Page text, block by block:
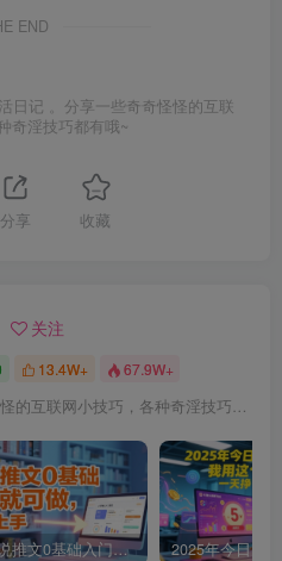
END
日记 。分享一些奇奇怪怪的互联
奇淫技巧都有哦~
分享 收藏
关注
13.4W+ 67.9W+
分享一些奇奇怪怪的互联网小技巧，各种奇淫技巧都在本站。
小说推文0基础入门教程，0粉就可做，快速上手